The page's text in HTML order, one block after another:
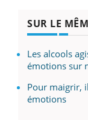
SUR LE
Les alcools
émotions sur
Pour maigrir,
émotions